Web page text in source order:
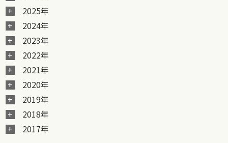
2025年
2024年
2023年
2022年
2021年
2020年
2019年
2018年
2017年